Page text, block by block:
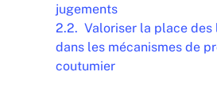
jugements
2.2. Valoriser la place des
dans les mécanismes de
coutumier